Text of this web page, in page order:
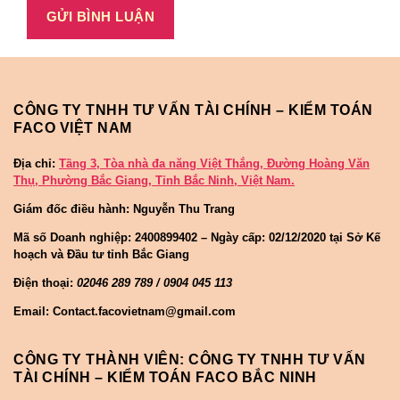
CÔNG TY TNHH TƯ VẤN TÀI CHÍNH – KIỂM TOÁN
FACO VIỆT NAM
Địa chỉ: Tầng 3, Tòa nhà đa năng Việt Thắng, Đường Hoàng Văn
Thụ, Phường Bắc Giang, Tỉnh Bắc Ninh, Việt Nam.
Giám đốc điều hành: Nguyễn Thu Trang
Mã số Doanh nghiệp: 2400899402 – Ngày cấp: 02/12/2020 tại Sở Kế
hoạch và Đầu tư tỉnh Bắc Giang
Điện thoại: 02046 289 789 / 0904 045 113
Email: Contact.facovietnam@gmail.com
CÔNG TY THÀNH VIÊN: CÔNG TY TNHH TƯ VẤN
TÀI CHÍNH – KIỂM TOÁN FACO BẮC NINH